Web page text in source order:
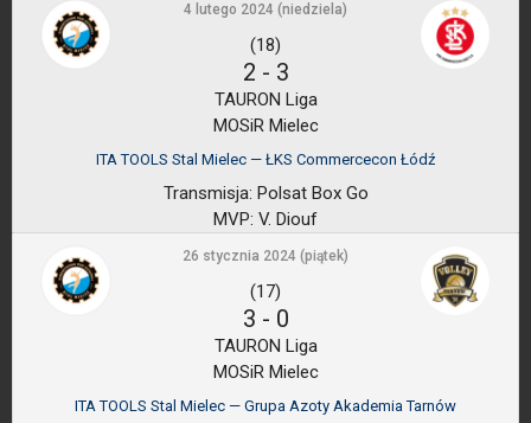
4 lutego 2024 (niedziela)
(18)
2 - 3
TAURON Liga
MOSiR Mielec
ITA TOOLS Stal Mielec — ŁKS Commercecon Łódź
Transmisja: Polsat Box Go
MVP: V. Diouf
26 stycznia 2024 (piątek)
(17)
3 - 0
TAURON Liga
MOSiR Mielec
ITA TOOLS Stal Mielec — Grupa Azoty Akademia Tarnów